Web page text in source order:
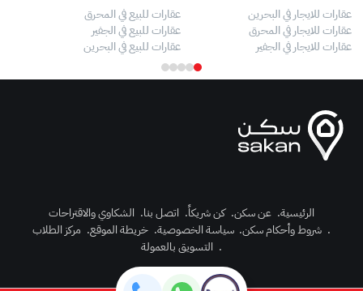
عقارات للايجار في البحرين
عقارات للايجار في المحرق
عقارات للايجار في الجفير
عقارات للبيع في المحرق
عقارات للبيع في الجفير
عقارات للبيع في البحرين
الرئيسية. عن سكن. كن شريكاً. اتصل بنا. الشكاوي والاقتراحات
. شروط وأحكام سكن. سياسة الخصوصية. خريطة الموقع. مركز الطلاب
. التسويق بالعمولة